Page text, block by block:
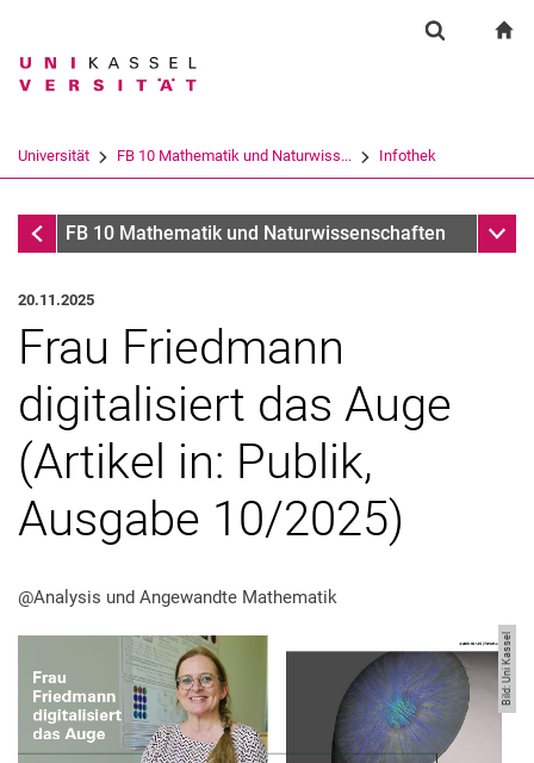
Springe direkt zu: Inhalt
Springe direkt zu: Suche
Springe direkt zu:
Suchbegriff
Suchen (öffnet externen Link in einem
Universität FB 10 Mathematik und Naturwiss... Infothek
InfothekFB 10 Mathematik und Naturwissenschaften
20.11.2025
Frau Friedmann
digitalisiert das Auge
(Artikel in: Publik,
Ausgabe 10/2025)
@Analysis und Angewandte Mathematik
Bild: Uni Kassel